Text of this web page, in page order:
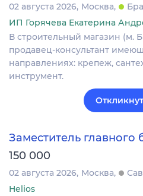
02 августа 2026 Москва
ИП Горячева Екатерина
В строительный магазин (м.
продавец-консультант
направлениях: крепеж,
инструмент.
Заместитель главного
150 000
02 августа 2026 Москва
Helios